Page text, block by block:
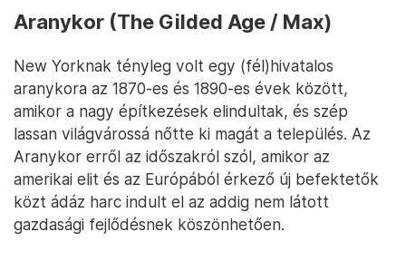
Aranykor (The Gilded Age / Max)
New Yorknak tényleg volt egy (fél)hivatalos
aranykora az 1870-es és 1890-es évek között,
amikor a nagy építkezések elindultak, és szép
lassan világvárossá nőtte ki magát a település. Az
Aranykor erről az időszakról szól, amikor az
amerikai elit és az Európából érkező új befektetők
közt ádáz harc indult el az addig nem látott
gazdasági fejlődésnek köszönhetően.